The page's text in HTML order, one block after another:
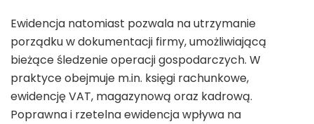
Ewidencja natomiast pozwala na utrzymanie
porządku w dokumentacji firmy, umożliwiającą
bieżące śledzenie operacji gospodarczych. W
praktyce obejmuje m.in. księgi rachunkowe,
ewidencję VAT, magazynową oraz kadrową.
Poprawna i rzetelna ewidencja wpływa na